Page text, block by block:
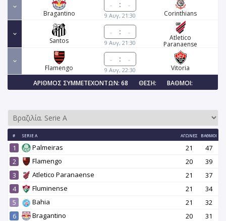
Bragantino
:
9 Αυγ, 21:30 Corinthians
Santos
:
9 Αυγ, 21:30
Atletico
Paranaense
Flamengo
:
9 Αυγ, 22:30
Vitoria
ΑΡΙΘΜΌΣ ΣΥΜΜΕΤΕΧΌΝΤΩΝ: 68
ΘΈΣΗ: ΒΑΘΜΟΊ:
# SERIE A ΑΓΏΝΕΣ ΒΑΘΜΟΊ
1 Palmeiras 21
47
2
Flamengo 20
39
3
Atletico Paranaense 21
37
4
Fluminense 21
34
5
Bahia 21
32
6
Bragantino 20
31